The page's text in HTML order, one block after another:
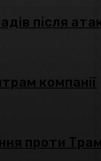
після
компанії
проти